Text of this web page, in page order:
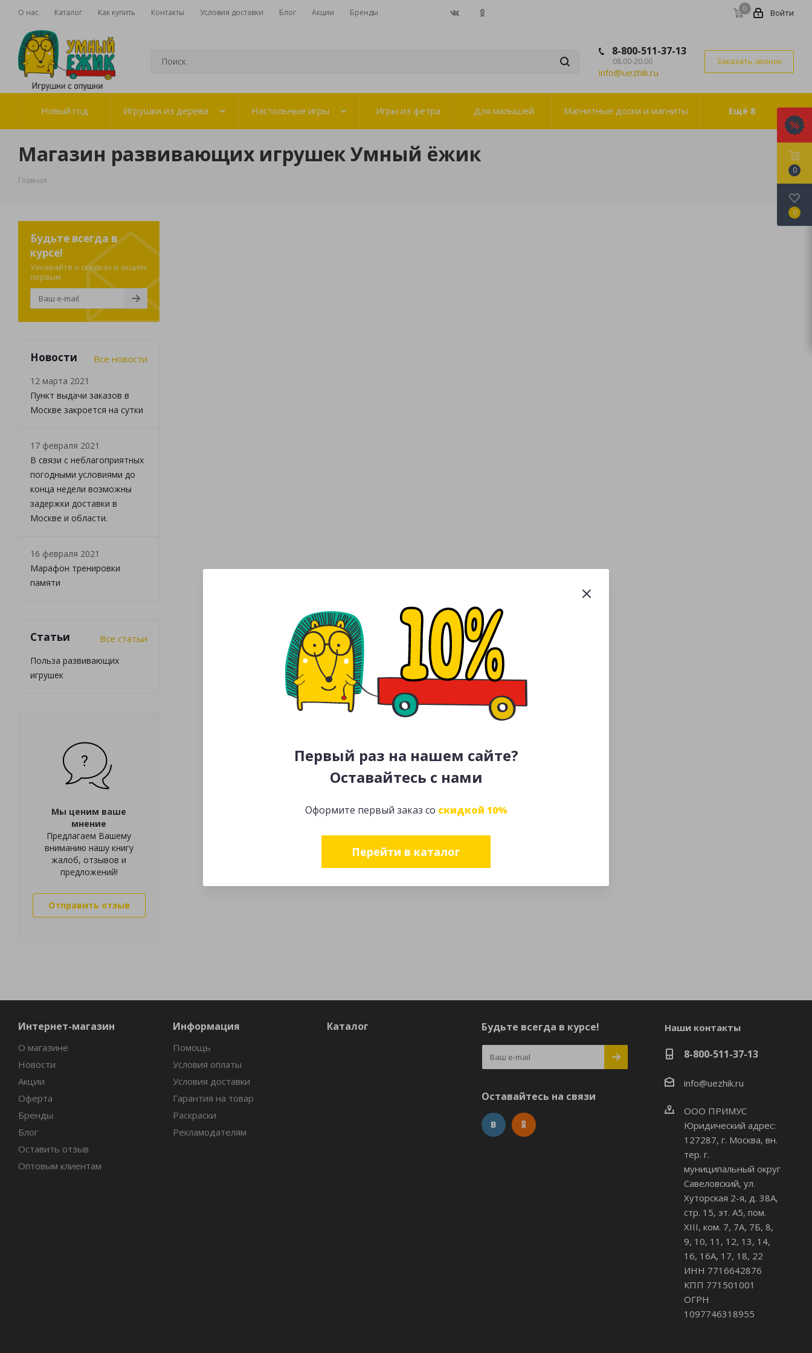
Первый раз на нашем сайте?
Оставайтесь с нами
Оформите первый заказ со скидкой 10%
Перейти в каталог
О нас Каталог Как купить Контакты Условия доставки Блог Акции Бренды 0 Войти
8-800-511-37-13
08.00-20.00
info@uezhik.ru
Заказать звонок
Новый год Игрушки из дерева Настольные игры Игры из фетра Для малышей Магнитные доски и магниты Ещё 8
Магазин развивающих игрушек Умный ёжик
Главная
Будьте всегда в
курсе!
Узнавайте о скидках и акциях
первым
Новости Все новости
12 марта 2021
Пункт выдачи заказов в
Москве закроется на сутки
17 февраля 2021
В связи с неблагоприятных
погодными условиями до
конца недели возможны
задержки доставки в
Москве и области.
16 февраля 2021
Марафон тренировки
памяти
Статьи Все статьи
Польза развивающих
игрушек
Мы ценим ваше
мнение
Предлагаем Вашему
вниманию нашу книгу
жалоб, отзывов и
предложений!
Отправить отзыв
Интернет-магазин
О магазине
Новости
Акции
Оферта
Бренды
Блог
Оставить отзыв
Оптовым клиентам
Информация
Помощь
Условия оплаты
Условия доставки
Гарантия на товар
Раскраски
Рекламодателям
Каталог Будьте всегда в курсе!
Оставайтесь на связи
Наши контакты
8-800-511-37-13
info@uezhik.ru
ООО ПРИМУС
Юридический адрес:
127287, г. Москва, вн.
тер. г.
муниципальный округ
Савеловский, ул.
Хуторская 2-я, д. 38А,
стр. 15, эт. А5, пом.
XIII, ком. 7, 7А, 7Б, 8,
9, 10, 11, 12, 13, 14,
16, 16А, 17, 18, 22
ИНН 7716642876
КПП 771501001
ОГРН
1097746318955
0
0